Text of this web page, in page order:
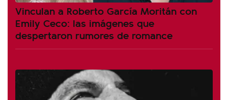
Vinculan a Roberto García Moritán con
Emily Ceco: las imágenes que
despertaron rumores de romance